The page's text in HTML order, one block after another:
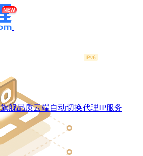
旗舰品质云端自动切换代理IP服务